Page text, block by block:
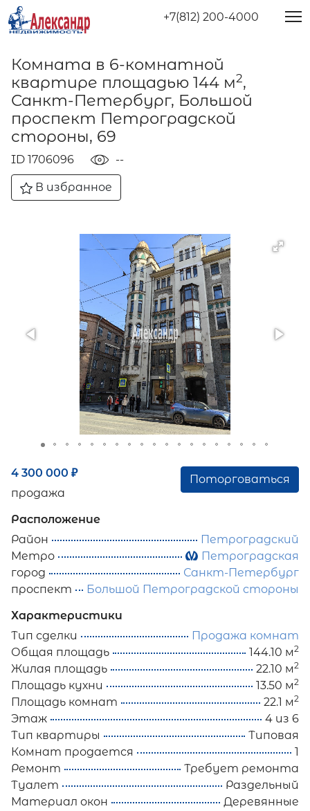
+7(812) 200-4000
Комната в 6-комнатной
квартире площадью 144 м2,
Санкт-Петербург, Большой
проспект Петроградской
стороны, 69
ID 1706096 --
В избранное
4 300 000 ₽
продажа
Поторговаться
Расположение
Район
Петроградский
Метро
Петроградская
город
Санкт-Петербург
проспект
Большой Петроградской стороны
Характеристики
Тип сделки
Продажа комнат
Общая площадь
144.10 м2
Жилая площадь 22.10 м2
Площадь кухни 13.50 м2
Площадь комнат 22.1 м2
Этаж
4 из 6
Тип квартиры
Типовая
Комнат продается
1
Ремонт
Требует ремонта
Туалет
Раздельный
Материал окон
Деревянные